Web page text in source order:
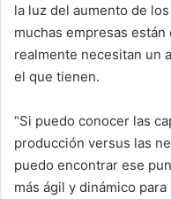
la luz del aumento de
muchas empresas
realmente necesitan un
el que tienen.
“Si puedo conocer las
producción versus las
puedo encontrar ese
más ágil y dinámico